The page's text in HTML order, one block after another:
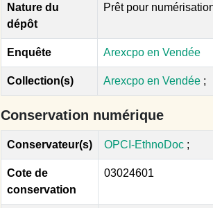
Nature du
dépôt
Prêt pour
Enquête Arexcpo en Vendée
Collection(s) Arexcpo en Vendée ;
Conservation numérique
Conservateur(s) OPCI-EthnoDoc ;
Cote de
conservation
03024601